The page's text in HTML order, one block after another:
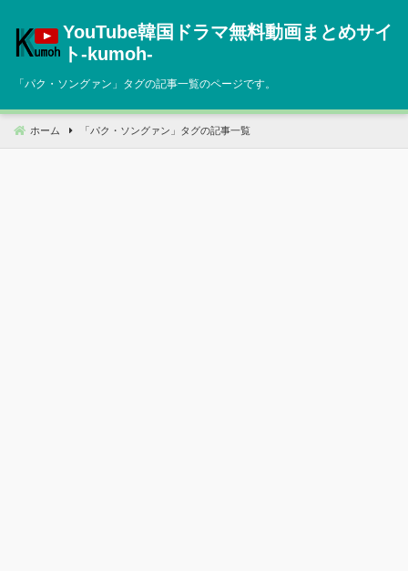
へ
動
YouTube韓国ドラマ無料動画まとめサイ
ト‐kumoh‐
「パク・ソングァン 」タグの記事一覧のページです。
ホーム 「 パク・ソングァン 」タグの記事一覧